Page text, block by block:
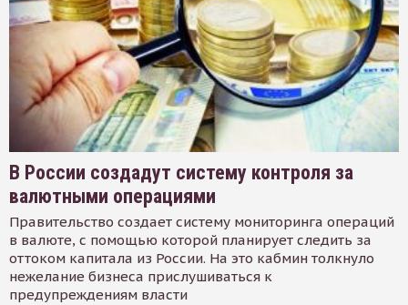
В России создадут систему контроля за
валютными операциями
Правительство создает систему мониторинга операций
в валюте, с помощью которой планирует следить за
оттоком капитала из России. На это кабмин толкнуло
нежелание бизнеса прислушиваться к
предупреждениям власти